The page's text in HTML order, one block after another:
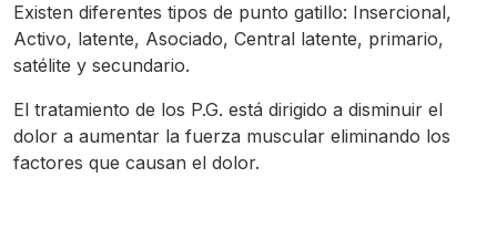
Existen diferentes tipos de punto gatillo: Insercional,
Activo, latente, Asociado, Central latente, primario,
satélite y secundario.
El tratamiento de los P.G. está dirigido a disminuir el
dolor a aumentar la fuerza muscular eliminando los
factores que causan el dolor.